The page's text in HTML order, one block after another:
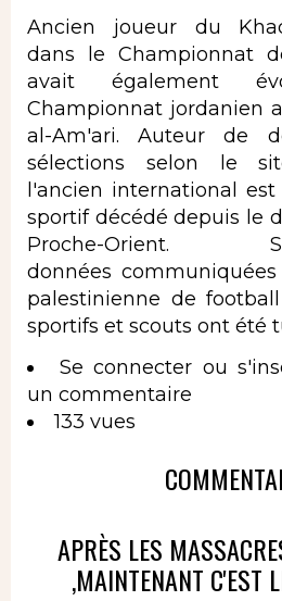
Ancien joueur du
dans le Championnat
avait également
Championnat jordanien
al-Am'ari. Auteur de
sélections selon le
l'ancien international
sportif décédé depuis le
Proche-
données
palestinienne de
sportifs et scouts ont été
Se connecter ou
un commentaire
133 vues
APRÈS LES
,MAINTENANT C'EST